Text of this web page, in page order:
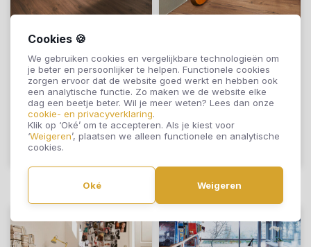
Cookies 🍪
We gebruiken cookies en vergelijkbare technologieën om
je beter en persoonlijker te helpen. Functionele cookies
zorgen ervoor dat de website goed werkt en hebben ook
een analytische functie. Zo maken we de website elke
dag een beetje beter. Wil je meer weten? Lees dan onze
cookie- en privacyverklaring.
Klik op ‘Oké’ om te accepteren. Als je kiest voor
‘Weigeren’, plaatsen we alleen functionele en analytische
cookies.
Oké Weigeren
Meister LL 150 S
Notelaat Amore
06389
€39,95
Offerte aanvragen
Rustiek Cognac
06256
€39,95